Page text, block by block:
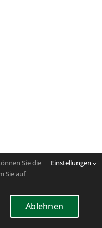
Sie die
Sie auf
Einstellungen
Ablehnen